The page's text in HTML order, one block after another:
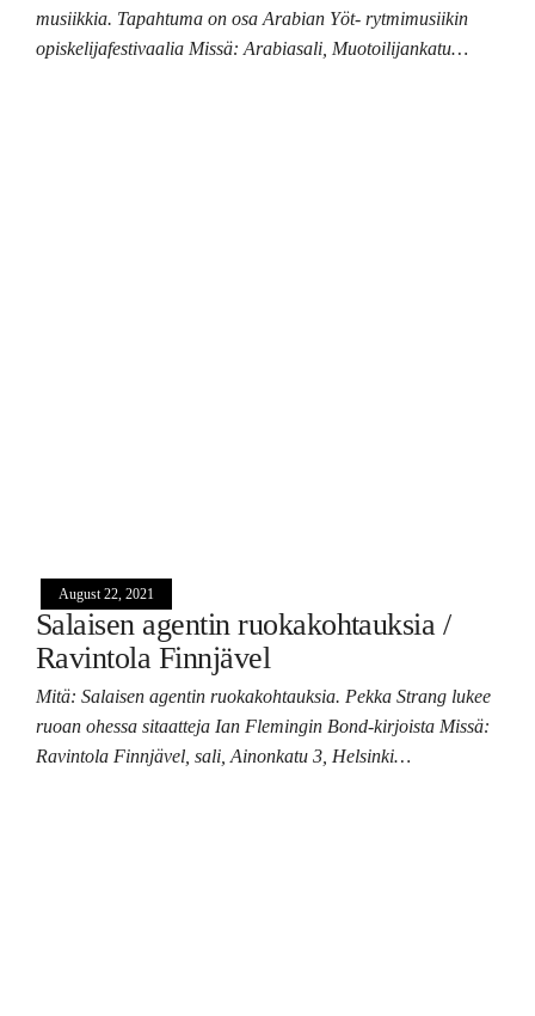
musiikkia. Tapahtuma on osa Arabian Yöt- rytmimusiikin
opiskelijafestivaalia Missä: Arabiasali, Muotoilijankatu…
August 22, 2021
Salaisen agentin ruokakohtauksia /
Ravintola Finnjävel
Mitä: Salaisen agentin ruokakohtauksia. Pekka Strang lukee
ruoan ohessa sitaatteja Ian Flemingin Bond-kirjoista Missä:
Ravintola Finnjävel, sali, Ainonkatu 3, Helsinki…